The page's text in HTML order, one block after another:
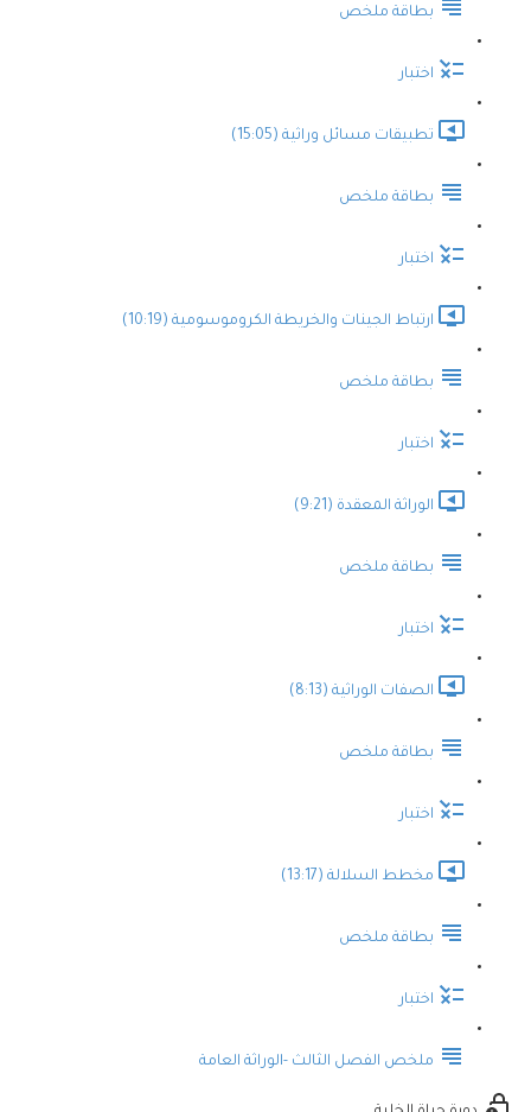
بطاقة ملخص
اختبار
تطبيقات مسائل وراثية (15:05)
بطاقة ملخص
اختبار
ارتباط الجينات والخريطة الكروموسومية (10:19)
بطاقة ملخص
اختبار
الوراثة المعقدة (9:21)
بطاقة ملخص
اختبار
الصفات الوراثية (8:13)
بطاقة ملخص
اختبار
مخطط السلالة (13:17)
بطاقة ملخص
اختبار
ملخص الفصل الثالث -الوراثة العامة